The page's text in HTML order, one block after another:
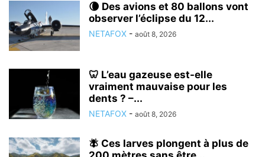
🌘 Des avions et 80 ballons vont
observer l’éclipse du 12...
NETAFOX - août 8, 2026
🦷 L’eau gazeuse est-elle
vraiment mauvaise pour les
dents ? –...
NETAFOX - août 8, 2026
🪰 Ces larves plongent à plus de